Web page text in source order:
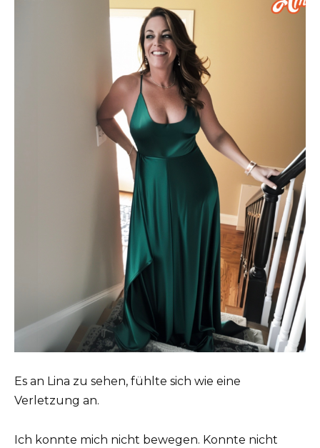
Es an Lina zu sehen, fühlte sich wie eine
Verletzung an.
Ich konnte mich nicht bewegen. Konnte nicht